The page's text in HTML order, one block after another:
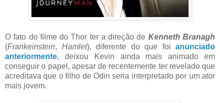
O fato do filme do Thor ter a direção de Kenneth Branagh
(Frankeinstein, Hamlet), diferente do que foi anunciado
anteriormente, deixou Kevin ainda mais animado em
conseguir o papel, apesar de recentemente ter revelado que
acreditava que o filho de Odin seria interpretado por um ator
mais jovem.